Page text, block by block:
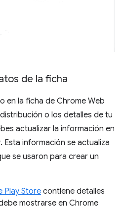
de la ficha
en la ficha de Chrome Web
o los detalles de tu
actualizar la información en
Esta información se actualiza
se usaron para crear un
Play Storecontiene detalles
mostrarse en Chrome